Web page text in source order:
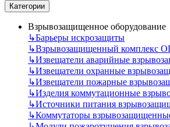
Категории
Взрывозащищенное оборудование
↳Барьеры искрозащиты
↳Взрывозащищенный комплекс
↳Извещатели аварийные
↳Извещатели охранные
↳Извещатели пожарные
↳Изделия коммутационные
↳Источники питания
↳Коммутаторы